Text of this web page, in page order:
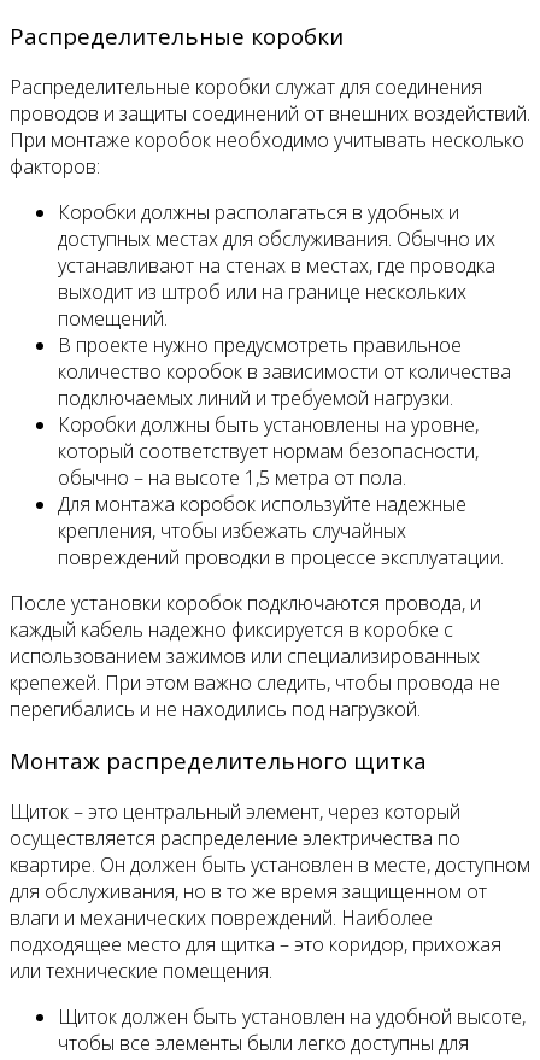
Распределительные коробки
Распределительные коробки служат для соединения
проводов и защиты соединений от внешних воздействий.
При монтаже коробок необходимо учитывать несколько
факторов:
Коробки должны располагаться в удобных и
доступных местах для обслуживания. Обычно их
устанавливают на стенах в местах, где проводка
выходит из штроб или на границе нескольких
помещений.
В проекте нужно предусмотреть правильное
количество коробок в зависимости от количества
подключаемых линий и требуемой нагрузки.
Коробки должны быть установлены на уровне,
который соответствует нормам безопасности,
обычно – на высоте 1,5 метра от пола.
Для монтажа коробок используйте надежные
крепления, чтобы избежать случайных
повреждений проводки в процессе эксплуатации.
После установки коробок подключаются провода, и
каждый кабель надежно фиксируется в коробке с
использованием зажимов или специализированных
крепежей. При этом важно следить, чтобы провода не
перегибались и не находились под нагрузкой.
Монтаж распределительного щитка
Щиток – это центральный элемент, через который
осуществляется распределение электричества по
квартире. Он должен быть установлен в месте, доступном
для обслуживания, но в то же время защищенном от
влаги и механических повреждений. Наиболее
подходящее место для щитка – это коридор, прихожая
или технические помещения.
Щиток должен быть установлен на удобной высоте,
чтобы все элементы были легко доступны для